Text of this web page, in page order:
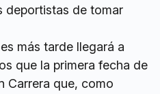
deportistas de tomar
más tarde llegará a
que la primera fecha de
Carrera que, como